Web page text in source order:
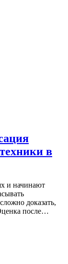
в
и начинают
доказать,
после…